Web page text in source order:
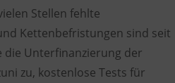
Stellen fehlte
Kettenbefristungen sind seit
die Unterfinanzierung der
zu, kostenlose Tests für